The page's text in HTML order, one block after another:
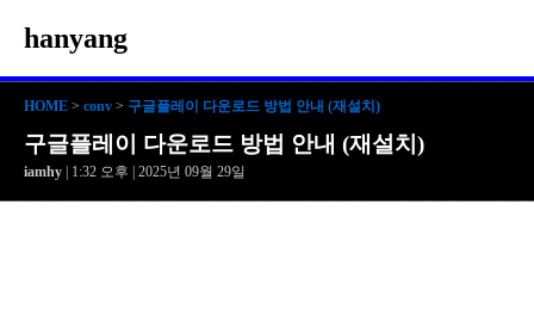
hanyang
HOME > conv > 구글플레이 다운로드 방법 안내 (재설치)
구글플레이 다운로드 방법 안내 (재설치)
iamhy | 1:32 오후 | 2025년 09월 29일